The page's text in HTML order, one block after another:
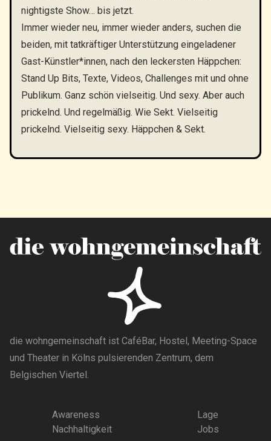
nightigste Show… bis jetzt.
Immer wieder neu, immer wieder anders, suchen die
beiden, mit tatkräftiger Unterstützung eingeladener
Gast-Künstler*innen, nach den leckersten Häppchen:
Stand Up Bits, Texte, Videos, Challenges mit und ohne
Publikum. Ganz schön vielseitig. Und sexy. Aber auch
prickelnd. Und regelmäßig. Wie Sekt. Vielseitig
prickelnd. Vielseitig sexy. Häppchen & Sekt.
die wohngemeinschaft ist CaféBar, Hostel, Meeting-Space
und Theater in Kölns pulsierenden Zentrum, dem
Belgischen Viertel.
Awareness
Nachhaltigkeit
Lage
Jobs